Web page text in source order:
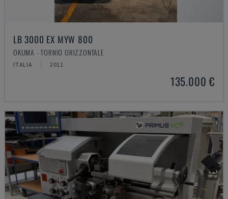
LB 3000 EX MYW 800
OKUMA - TORNIO ORIZZONTALE
ITALIA 2011
135.000 €